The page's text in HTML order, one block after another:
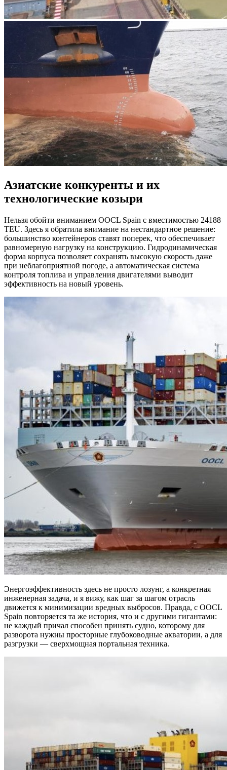
Азиатские конкуренты и их
технологические козыри
Нельзя обойти вниманием OOCL Spain с вместимостью 24188
TEU. Здесь я обратила внимание на нестандартное решение:
большинство контейнеров ставят поперек, что обеспечивает
равномерную нагрузку на конструкцию. Гидродинамическая
форма корпуса позволяет сохранять высокую скорость даже
при неблагоприятной погоде, а автоматическая система
контроля топлива и управления двигателями выводит
эффективность на новый уровень.
Энергоэффективность здесь не просто лозунг, а конкретная
инженерная задача, и я вижу, как шаг за шагом отрасль
движется к минимизации вредных выбросов. Правда, с OOCL
Spain повторяется та же история, что и с другими гигантами:
не каждый причал способен принять судно, которому для
разворота нужны просторные глубоководные акватории, а для
разгрузки — сверхмощная портальная техника.